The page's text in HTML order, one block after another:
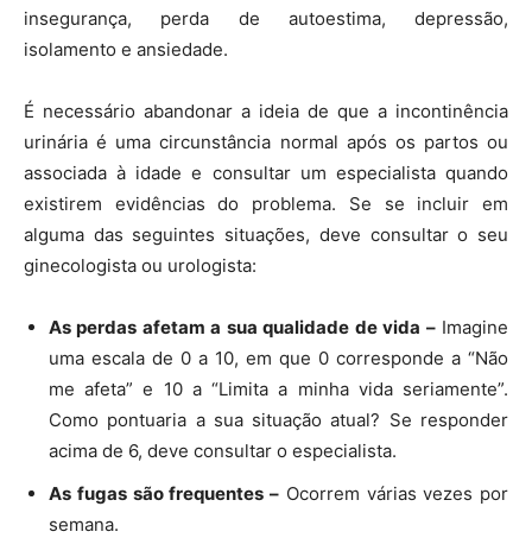
insegurança, perda de autoestima, depressão,
isolamento e ansiedade.
É necessário abandonar a ideia de que a incontinência
urinária é uma circunstância normal após os partos ou
associada à idade e consultar um especialista quando
existirem evidências do problema. Se se incluir em
alguma das seguintes situações, deve consultar o seu
ginecologista ou urologista:
As perdas afetam a sua qualidade de vida –Imagine
uma escala de 0 a 10, em que 0 corresponde a “Não
me afeta” e 10 a “Limita a minha vida seriamente”.
Como pontuaria a sua situação atual? Se responder
acima de 6, deve consultar o especialista.
As fugas são frequentes – Ocorrem várias vezes por
semana.